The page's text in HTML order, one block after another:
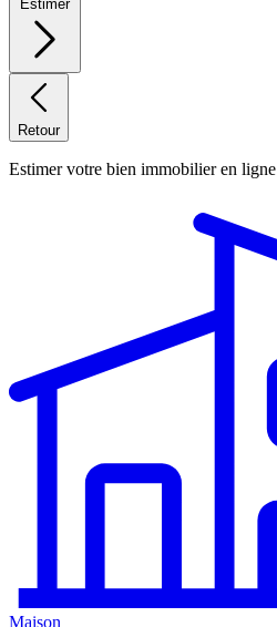
Estimer
Retour
Estimer votre bien immobilier en ligne
Maison